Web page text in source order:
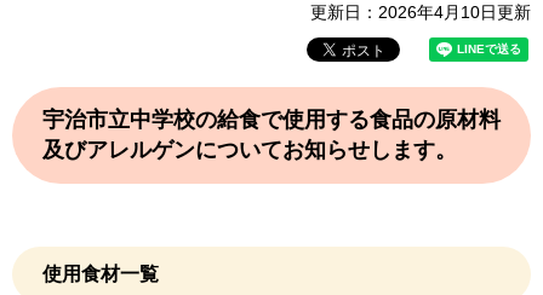
更新日：2026年4月10日更新
宇治市立中学校の給食で使用する食品の原材料
及びアレルゲンについてお知らせします。
使用食材一覧